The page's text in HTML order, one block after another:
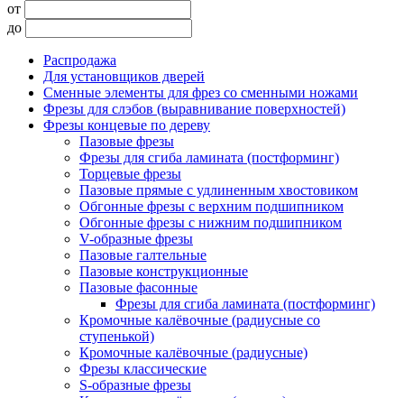
от
до
Распродажа
Для установщиков дверей
Сменные элементы для фрез со сменными ножами
Фрезы для слэбов (выравнивание поверхностей)
Фрезы концевые по дереву
Пазовые фрезы
Фрезы для сгиба ламината (постформинг)
Торцевые фрезы
Пазовые прямые с удлиненным хвостовиком
Обгонные фрезы с верхним подшипником
Обгонные фрезы с нижним подшипником
V-образные фрезы
Пазовые галтельные
Пазовые конструкционные
Пазовые фасонные
Фрезы для сгиба ламината (постформинг)
Кромочные калёвочные (радиусные со
ступенькой)
Кромочные калёвочные (радиусные)
Фрезы классические
S-образные фрезы